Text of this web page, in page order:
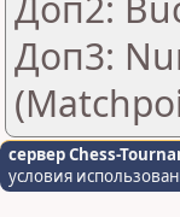
Доп3:
сервер Chess-
условия